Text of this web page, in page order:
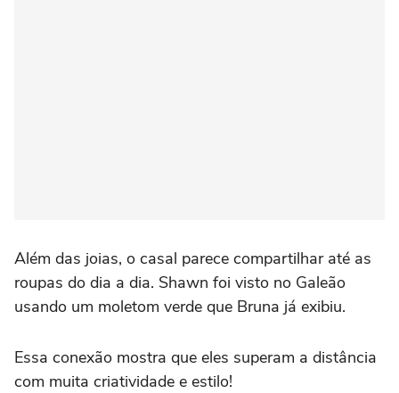
Além das joias, o casal parece compartilhar até as
roupas do dia a dia. Shawn foi visto no Galeão
usando um moletom verde que Bruna já exibiu.
Essa conexão mostra que eles superam a distância
com muita criatividade e estilo!